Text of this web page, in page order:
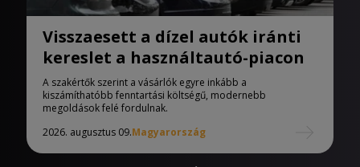
Visszaesett a dízel autók iránti
kereslet a használtautó-piacon
A szakértők szerint a vásárlók egyre inkább a
kiszámíthatóbb fenntartási költségű, modernebb
megoldások felé fordulnak.
2026. augusztus 09.Magyarország